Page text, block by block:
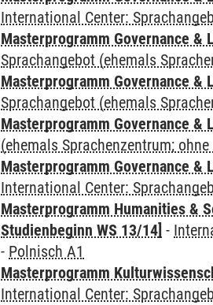
International Center:
Masterprogramm Governance &
Sprachangebot (ehemals
Masterprogramm Governance &
Sprachangebot (ehemals
Masterprogramm Governance &
(ehemals Sprachenzentrum; ohne
Masterprogramm Governance &
International Center:
Masterprogramm Humanities &
Studienbeginn WS 13/14] -
- Polnisch A1
Masterprogramm
International Center: